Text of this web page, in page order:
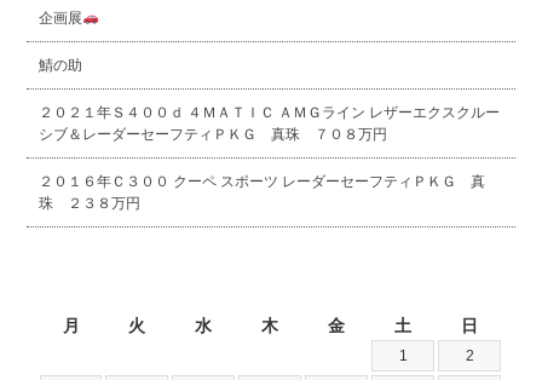
企画展
鯖の助
２０２１年Ｓ４００ｄ ４ＭＡＴＩＣ ＡＭＧライン レザーエクスクルー
シブ＆レーダーセーフティＰＫＧ 真珠 ７０８万円
２０１６年Ｃ３００ クーペ スポーツ レーダーセーフティＰＫＧ 真
珠 ２３８万円
月 火 水 木 金 土 日
1 2